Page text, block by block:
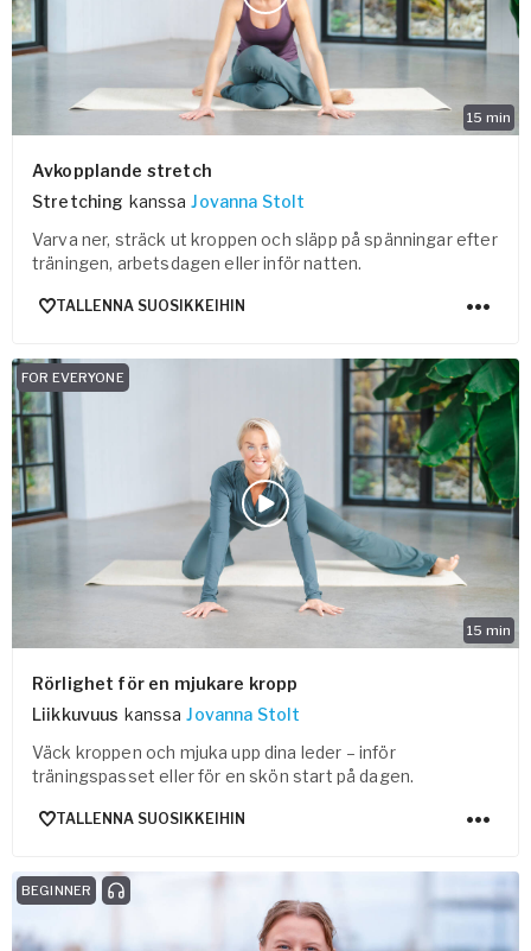
15 min
Avkopplande stretch
Stretching kanssa Jovanna Stolt
Varva ner, sträck ut kroppen och släpp på spänningar efter
träningen, arbetsdagen eller inför natten.
TALLENNA SUOSIKKEIHIN
15 min
FOR EVERYONE
Rörlighet för en mjukare kropp
Liikkuvuus kanssa Jovanna Stolt
Väck kroppen och mjuka upp dina leder – inför
träningspasset eller för en skön start på dagen.
TALLENNA SUOSIKKEIHIN
BEGINNER